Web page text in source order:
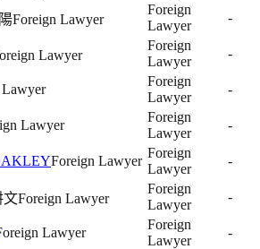
Foreign Lawyer
Foreign
Lawyer
-
Lawyer
Foreign
Lawyer
-
Foreign
Lawyer
-
Lawyer
Foreign
Lawyer
-
Foreign Lawyer
Foreign
Lawyer
-
文Foreign Lawyer
Foreign
Lawyer
-
Lawyer
Foreign
Lawyer
-